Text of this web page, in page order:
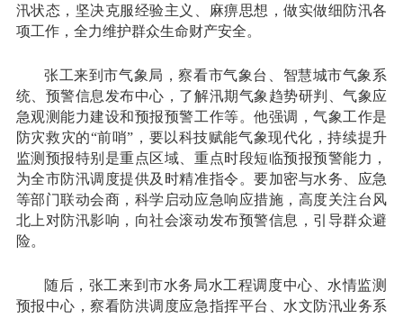
汛状态，坚决克服经验主义、麻痹思想，做实做细防汛各
项工作，全力维护群众生命财产安全。
张工来到市气象局，察看市气象台、智慧城市气象系
统、预警信息发布中心，了解汛期气象趋势研判、气象应
急观测能力建设和预报预警工作等。他强调，气象工作是
防灾救灾的“前哨”，要以科技赋能气象现代化，持续提升
监测预报特别是重点区域、重点时段短临预报预警能力，
为全市防汛调度提供及时精准指令。要加密与水务、应急
等部门联动会商，科学启动应急响应措施，高度关注台风
北上对防汛影响，向社会滚动发布预警信息，引导群众避
险。
随后，张工来到市水务局水工程调度中心、水情监测
预报中心，察看防洪调度应急指挥平台、水文防汛业务系